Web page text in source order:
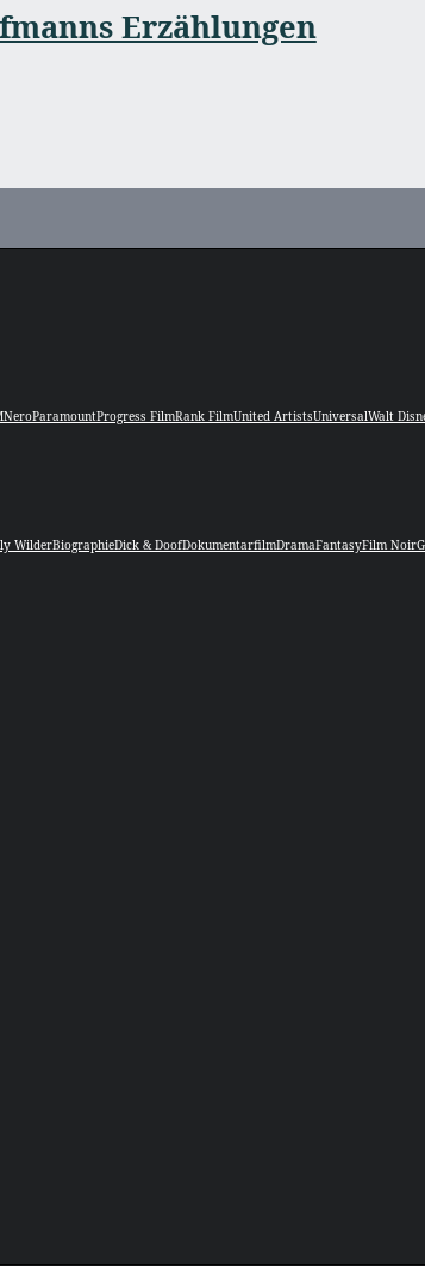
Erzählungen
NeroParamountProgress FilmRank FilmUnited ArtistsUniversalWalt
WilderBiographieDick & DoofDokumentarfilmDramaFantasyFilm Noir